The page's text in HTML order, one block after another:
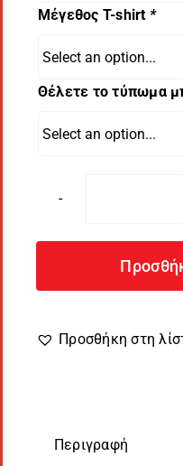
Μέγεθος T-shirt *
Θέλετε το τύπωμα
Προσθήκη στη
Περιγραφή